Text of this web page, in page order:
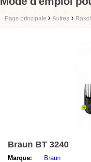
Page principale › Autres ›
Braun BT 3240
Marque:
Braun